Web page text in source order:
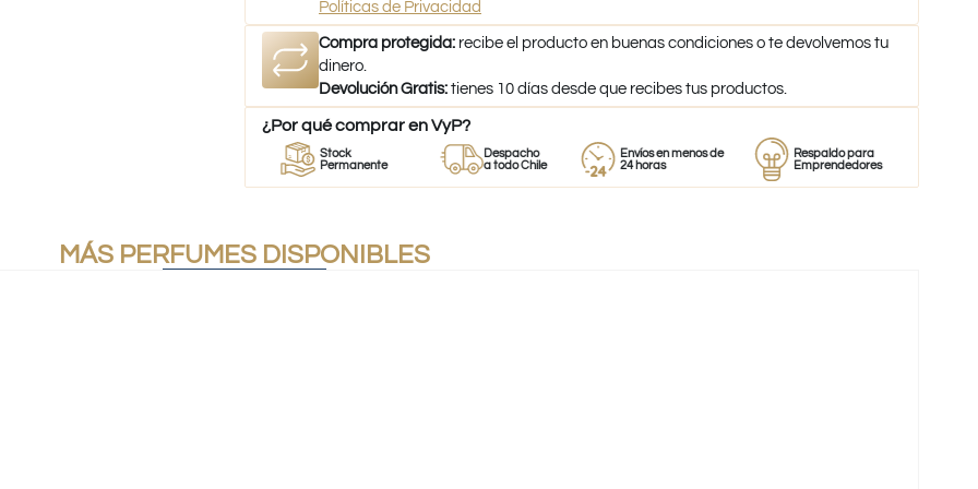
Políticas de Privacidad
Compra protegida: recibe el producto en buenas condiciones o te devolvemos tu
dinero.
Devolución Gratis: tienes 10 días desde que recibes tus productos.
¿Por qué comprar en VyP?
Stock
Permanente
Despacho
a todo Chile
Envíos en menos de
24 horas
Respaldo para
Emprendedores
MÁS PERFUMES DISPONIBLES